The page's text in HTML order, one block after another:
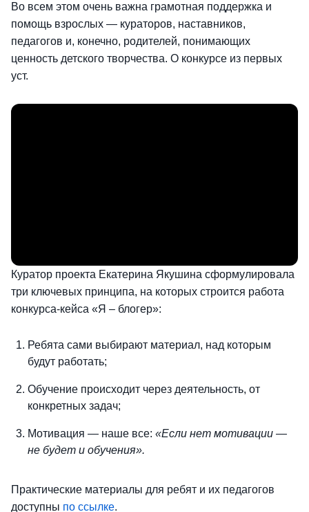
Во всем этом очень важна грамотная поддержка и
помощь взрослых — кураторов, наставников,
педагогов и, конечно, родителей, понимающих
ценность детского творчества. О конкурсе из первых
уст.
Куратор проекта Екатерина Якушина сформулировала
три ключевых принципа, на которых строится работа
конкурса-кейса «Я – блогер»:
Ребята сами выбирают материал, над которым
будут работать;
Обучение происходит через деятельность, от
конкретных задач;
Мотивация — наше все: «Если нет мотивации —
не будет и обучения».
Практические материалы для ребят и их педагогов
доступны по ссылке.